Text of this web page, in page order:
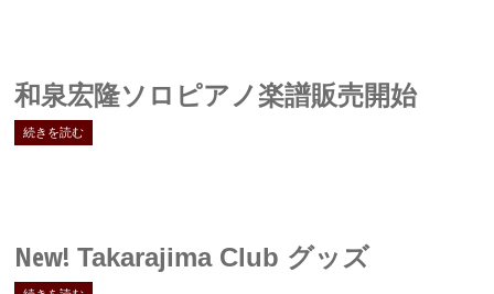
和泉宏隆ソロピアノ楽譜販売開始
続きを読む
New! Takarajima Club グッズ